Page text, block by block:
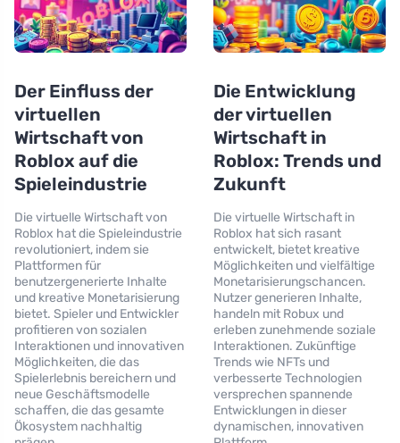
Der Einfluss der
virtuellen
Wirtschaft von
Roblox auf die
Spieleindustrie
Die virtuelle Wirtschaft von
Roblox hat die Spieleindustrie
revolutioniert, indem sie
Plattformen für
benutzergenerierte Inhalte
und kreative Monetarisierung
bietet. Spieler und Entwickler
profitieren von sozialen
Interaktionen und innovativen
Möglichkeiten, die das
Spielerlebnis bereichern und
neue Geschäftsmodelle
schaffen, die das gesamte
Ökosystem nachhaltig
Die Entwicklung
der virtuellen
Wirtschaft in
Roblox: Trends und
Zukunft
Die virtuelle Wirtschaft in
Roblox hat sich rasant
entwickelt, bietet kreative
Möglichkeiten und vielfältige
Monetarisierungschancen.
Nutzer generieren Inhalte,
handeln mit Robux und
erleben zunehmende soziale
Interaktionen. Zukünftige
Trends wie NFTs und
verbesserte Technologien
versprechen spannende
Entwicklungen in dieser
dynamischen, innovativen